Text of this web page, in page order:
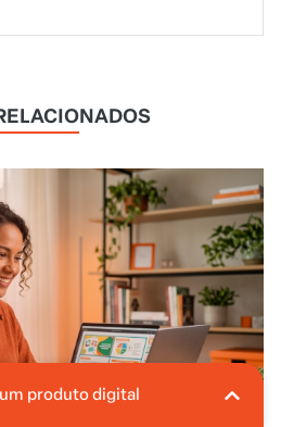
certo pra você criar seu
produto digital